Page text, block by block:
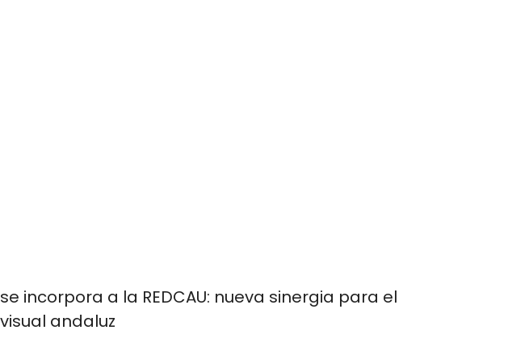
se incorpora a la REDCAU: nueva sinergia para el
andaluz